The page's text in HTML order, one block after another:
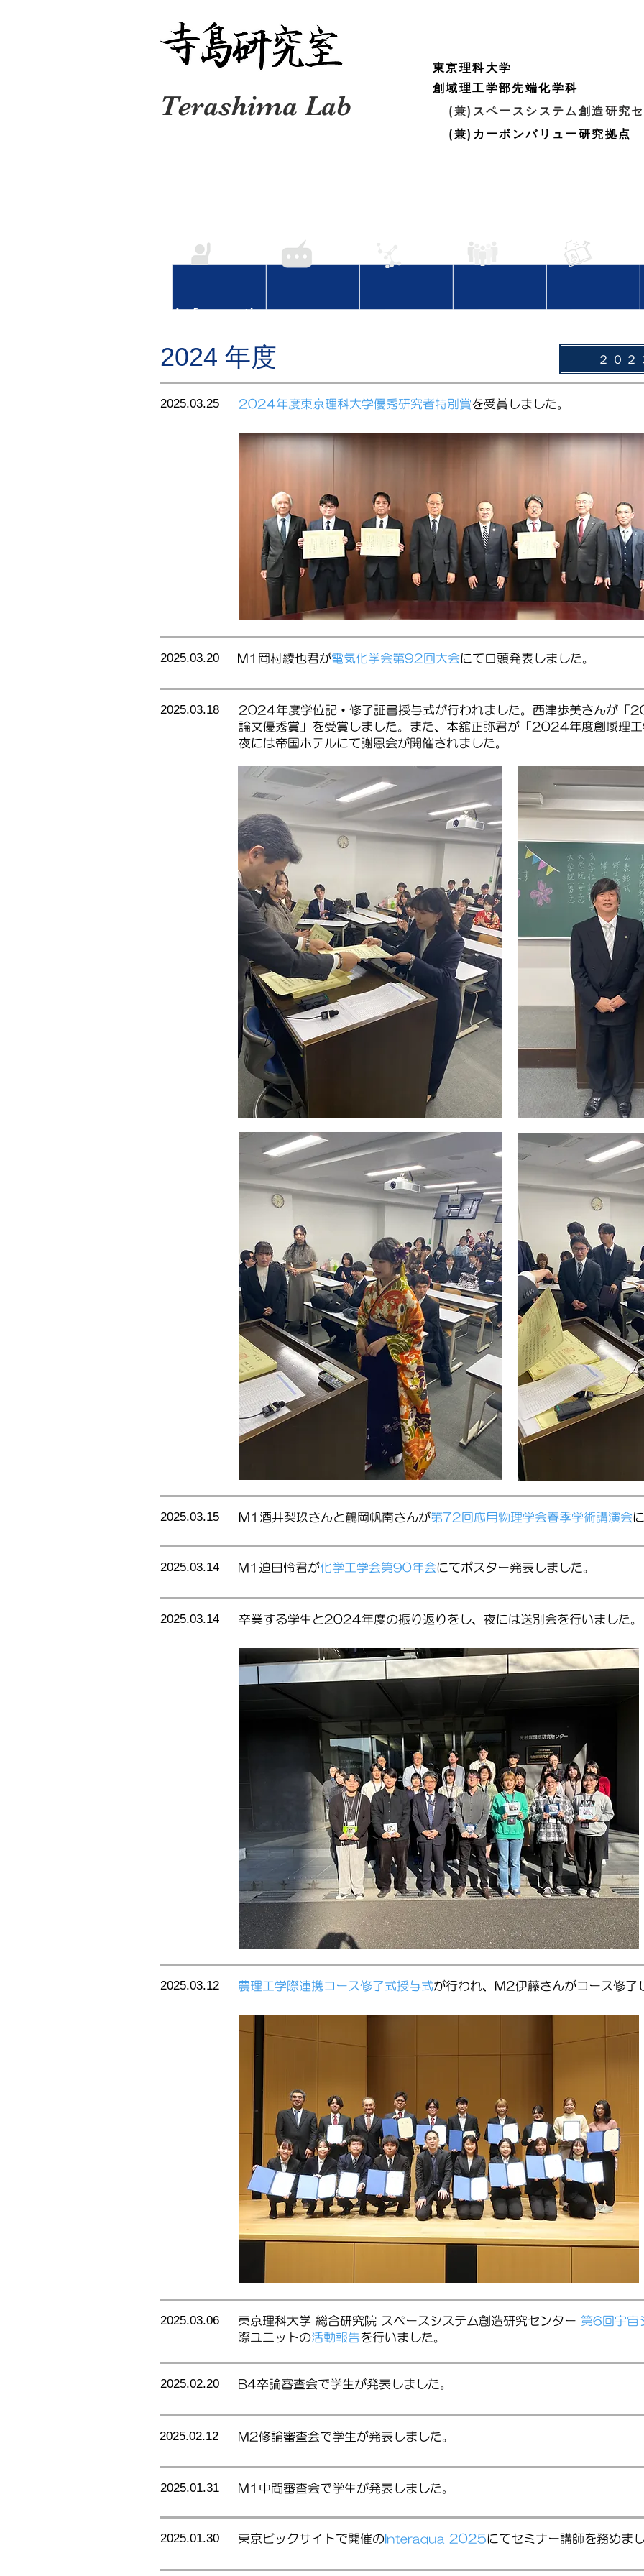
Terashima Lab
東京理科大学
創域理工学部先端化学科
(兼)スペースシステム創造研究
(兼)カーボンバリュー研究拠点
Information
​2024 年度 ２０
2025.03.25 2024年度東京理科大学優秀研究者特別賞を受賞しました。
2025.03.20 M1岡村綾也君が電気化学会第92回大会にて口頭発表しました。
2025.03.18
2024年度学位記・修了証書授与式が行われました。西津歩美さんが「
論文優秀賞」を受賞しました。また、本舘正弥君が「2024年度創域理工
夜には帝国ホテルにて謝恩会が開催されました。
2025.03.15 M1酒井梨玖さんと鶴岡帆南さんが第72回応用物理学会春季学術講演会
2025.03.14 M1迫田怜君が化学工学会第90年会にてポスター発表しました。
2025.03.14 卒業する学生と2024年度の振り返りをし、夜には送別会を行いました。
2025.03.12 農理工学際連携コース修了式授与式が行われ、M2伊藤さんがコース修了
2025.03.06 東京理科大学 総合研究院 スペースシステム創造研究センター 第6回宇宙
際ユニットの活動報告を行いました。
2025.02.20 B4卒論審査会で学生が発表しました。
2025.02.12 M2修論審査会で学生が発表しました。
2025.01.31 M1中間審査会で学生が発表しました。
2025.01.30 東京ビック​サイトで開催のInteraqua 2025にてセミナー講師を務めまし